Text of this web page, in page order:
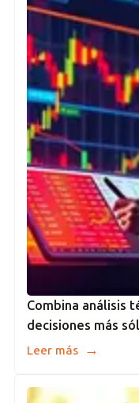
Combina análisis
decisiones más
Leer más →